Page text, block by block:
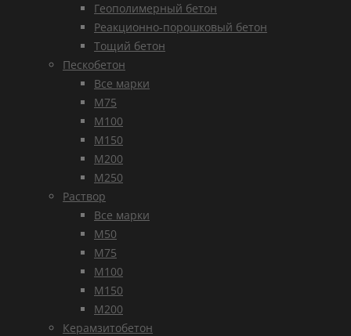
Геополимерный бетон
Реакционно-порошковый бетон
Тощий бетон
Пескобетон
Все марки
М75
М100
М150
М200
М250
Раствор
Все марки
М50
М75
М100
М150
М200
Керамзитобетон